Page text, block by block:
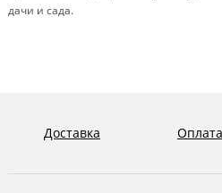
дачи и сада.
Доставка Оплата